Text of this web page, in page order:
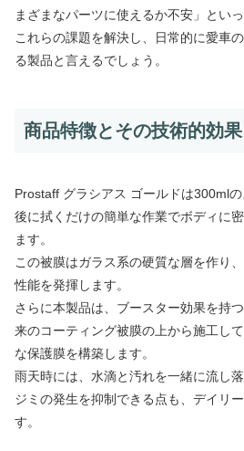
まざまなパーツに使えるか不安」とい
これらの課題を解決し、日常的に愛車
る製品と言えるでしょう。
商品特徴とその技術的効果
Prostaff グラシアス ゴールドは300ml
後に拭くだけの簡単な作業でボディに
ます。
この被膜はガラス系の硬質な層を作り
性能を発揮します。
さらに本製品は、ブースター効果を持
来のコーティング被膜の上から施工し
な保護膜を構築します。
雨天時には、水滴と汚れを一緒に流し
ジミの発生を抑制できる点も、デイリ
す。